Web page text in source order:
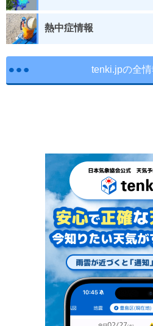
熱中症情報
tenki.jpの全